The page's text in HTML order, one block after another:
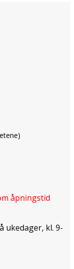
åpningstid
ukedager, kl. 9-